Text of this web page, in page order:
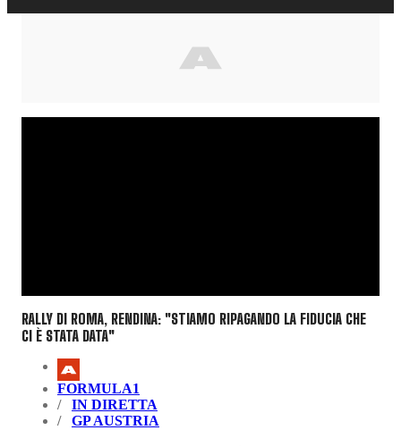
RALLY DI ROMA, RENDINA: "STIAMO RIPAGANDO LA FIDUCIA CHE
CI È STATA DATA"
FORMULA1
IN DIRETTA
GP AUSTRIA